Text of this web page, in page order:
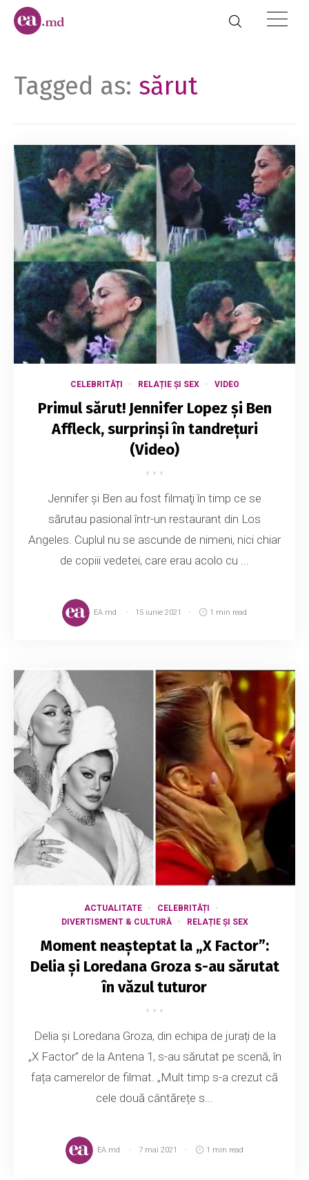
Tagged as: sărut
CELEBRITĂȚI RELAȚIE ȘI SEX VIDEO
Primul sărut! Jennifer Lopez și Ben
Affleck, surprinși în tandrețuri
(Video)
Jennifer și Ben au fost filmaţi în timp ce se
sărutau pasional într-un restaurant din Los
Angeles. Cuplul nu se ascunde de nimeni, nici chiar
de copiii vedetei, care erau acolo cu ...
EA.md 15 iunie 2021 1 min read
ACTUALITATE
CELEBRITĂȚI
DIVERTISMENT & CULTURĂ
RELAȚIE ȘI SEX
Moment neașteptat la „X Factor”:
Delia și Loredana Groza s-au sărutat
în văzul tuturor
Delia și Loredana Groza, din echipa de jurați de la
„X Factor” de la Antena 1, s-au sărutat pe scenă, în
fața camerelor de filmat. „Mult timp s-a crezut că
cele două cântărețe s...
EA.md 7 mai 2021 1 min read